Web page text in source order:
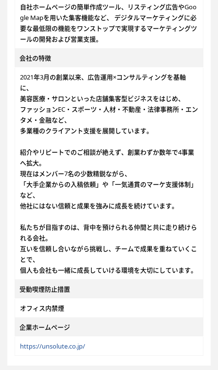
自社ホームページの簡単作成ツール、リスティング広告やGoo
gle Mapを用いた集客機能など、 デジタルマーケティングに必
要な最低限の機能をワンストップで実現するマーケティングツ
ールの開発および営業支援。
会社の特徴
2021年3月の創業以来、広告運用×コンサルティングを基軸
に、
美容医療・サロンといった店舗集客型ビジネスをはじめ、
ファッションEC・スポーツ・人材・不動産・法律事務所・エン
タメ・金融など、
多業種のクライアント支援を展開しています。
紹介やリピートでのご相談が絶えず、創業わずか数年で4事業
へ拡大。
現在はメンバー7名の少数精鋭ながら、
「大手企業からの入稿依頼」や「一気通貫のマーケ支援体制」
など、
他社にはない信頼と成果を強みに成長を続けています。
私たちが目指すのは、背中を預けられる仲間と共に走り続けら
れる会社。
互いを信頼し合いながら挑戦し、チームで成果を重ねていくこ
とで、
個人も会社も一緒に成長していける環境を大切にしています。
受動喫煙防止措置
オフィス内禁煙
企業ホームページ
https://unsolute.co.jp/